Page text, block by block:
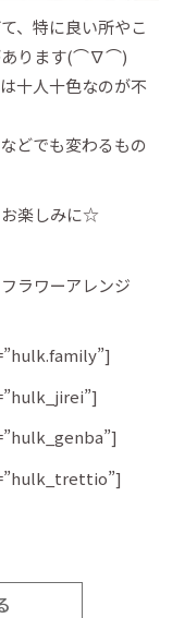
、特に良い所やこ
あります(⌒∇⌒)
十人十色なのが不
どでも変わるもの
お楽しみに☆
ラワーアレンジ